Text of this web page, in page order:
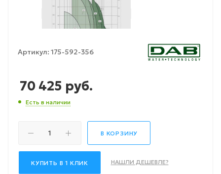
Артикул: 175-592-356
70 425 руб.
Есть в наличии
В КОРЗИНУ
КУПИТЬ В 1 КЛИК НАШЛИ ДЕШЕВЛЕ?